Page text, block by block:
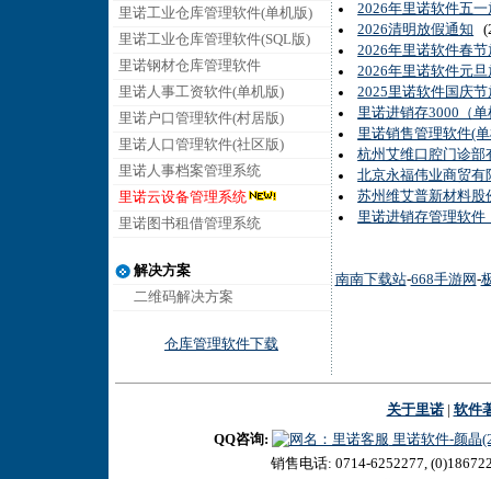
里诺工业仓库管理软件(单机版)
里诺工业仓库管理软件(SQL版)
里诺钢材仓库管理软件
里诺人事工资软件(单机版)
里诺户口管理软件(村居版)
里诺人口管理软件(社区版)
里诺人事档案管理系统
里诺云设备管理系统
里诺图书租借管理系统
解决方案
二维码解决方案
仓库管理软件下载
2026年里诺软件五
2026清明放假通知
2026年里诺软件春
2026年里诺软件元
2025里诺软件国庆
里诺进销存3000（
里诺销售管理软件(
杭州艾维口腔门诊部
北京永福伟业商贸有
苏州维艾普新材料股
里诺进销存管理软
南南下载站-668手游网 -
关于里诺| 软件
QQ咨询:
里诺软件-颜晶
销售电话: 0714-6252277,